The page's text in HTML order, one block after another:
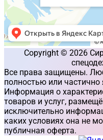
Copyright © 2026
Все права защищены.
полностью или
Информация о
товаров и услуг,
исключительно
каких условиях она не
публичная оферта.